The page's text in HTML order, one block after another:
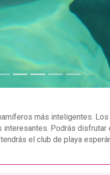
más inteligentes.
Podrás disfrutar
el club de playa